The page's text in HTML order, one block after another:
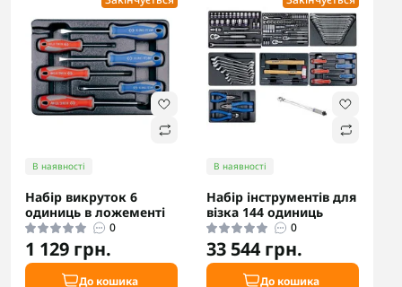
В наявності
Набір викруток 6
одиниць в ложементі
0
1 129 грн.
До кошика
В наявності
Набір інструментів для
візка 144 одиниць
0
33 544 грн.
До кошика